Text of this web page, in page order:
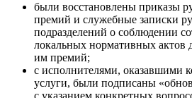
были восстановлены приказы
премий и служебные записки
подразделений о соблюдении
локальных нормативных актов
им премий;
с исполнителями, оказавшими
услуги, были подписаны